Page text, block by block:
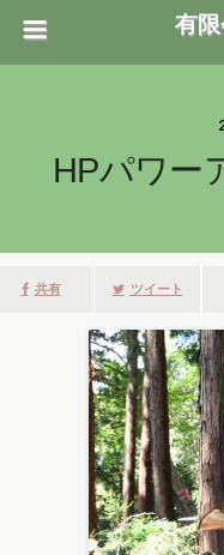
有
HPパワー
共有 ツイート